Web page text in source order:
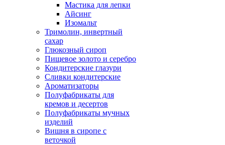
Мастика для лепки
Айсинг
Изомальт
Тримолин, инвертный
сахар
Глюкозный сироп
Пищевое золото и серебро
Кондитерские глазури
Сливки кондитерские
Ароматизаторы
Полуфабрикаты для
кремов и десертов
Полуфабрикаты мучных
изделий
Вишня в сиропе с
веточкой